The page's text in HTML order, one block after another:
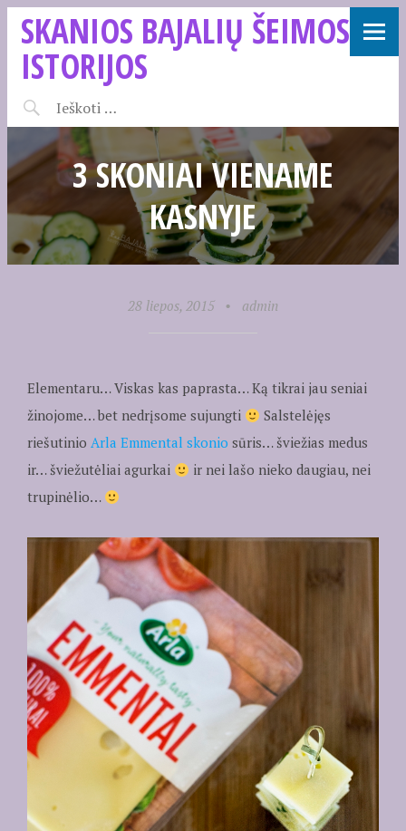
SKANIOS BAJALIŲ ŠEIMOS
ISTORIJOS
3 SKONIAI VIENAME
KASNYJE
28 liepos, 2015 • admin
Elementaru… Viskas kas paprasta… Ką tikrai jau seniai
žinojome… bet nedrįsome sujungti
Salstelėjęs
riešutinio Arla Emmental skonio sūris… šviežias medus
ir… šviežutėliai agurkai
ir nei lašo nieko daugiau, nei
trupinėlio…